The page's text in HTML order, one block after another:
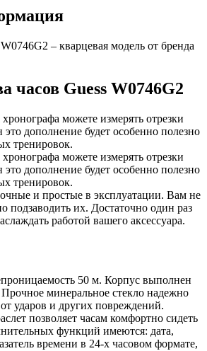
– кварцевая модель от бренда
часов Guess W0746G2
можете измерять отрезки
дополнение будет особенно полезно
тренировок.
можете измерять отрезки
дополнение будет особенно полезно
тренировок.
и простые в эксплуатации. Вам не
подзаводить их. Достаточно один раз
работой вашего аксессуара.
50 м. Корпус выполнен
Прочное минеральное стекло надежно
ударов и других повреждений.
позволяет часам комфортно сидеть
функций имеются: дата,
времени в 24-х часовом формате,